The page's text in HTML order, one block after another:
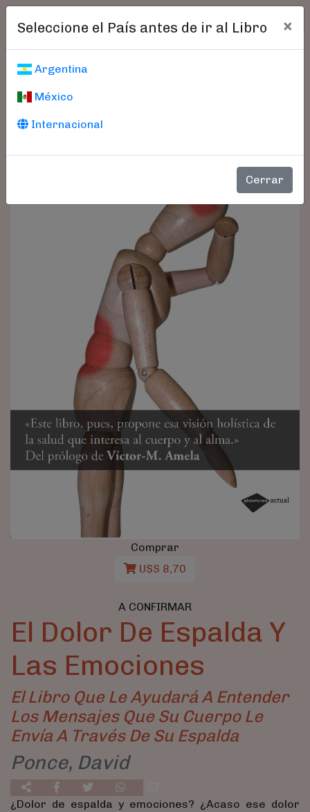
Seleccione el País antes de ir al Libro ×
Argentina
México
Internacional
Cerrar
Comprar
U$S 8,70
A CONFIRMAR
El Dolor De Espalda Y
Las Emociones
El Libro Que Le Ayudará A Entender
Los Mensajes Que Su Cuerpo Le
Envía A Través De Su Espalda
Ponce, David
¿Dolor de espalda y emociones? ¿Acaso ese dolor